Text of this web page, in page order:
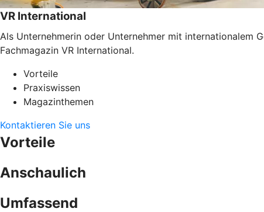
VR International
Als Unternehmerin oder Unternehmer mit internationalem
Fachmagazin VR International.
Vorteile
Praxiswissen
Magazinthemen
Kontaktieren Sie uns
Vorteile
Anschaulich
Umfassend